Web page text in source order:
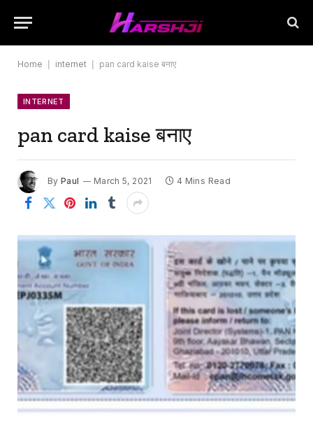
Home internet pan card kaise बनाए
INTERNET
pan card kaise बनाए
By Paul March 5, 2021 4 Mins Read